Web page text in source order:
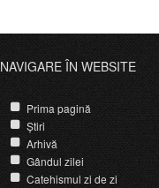
NAVIGARE ÎN WEBSITE
Prima pagină
Știri
Arhivă
Gândul zilei
Catehismul zi de zi